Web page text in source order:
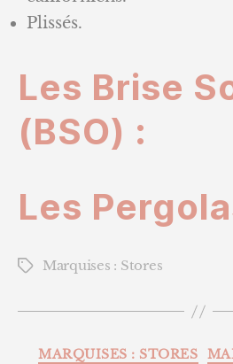
Plissés.
Les Brise
(BSO) :
Les
Étiquettes
Marquises : Stores
MARQUISES : STORES